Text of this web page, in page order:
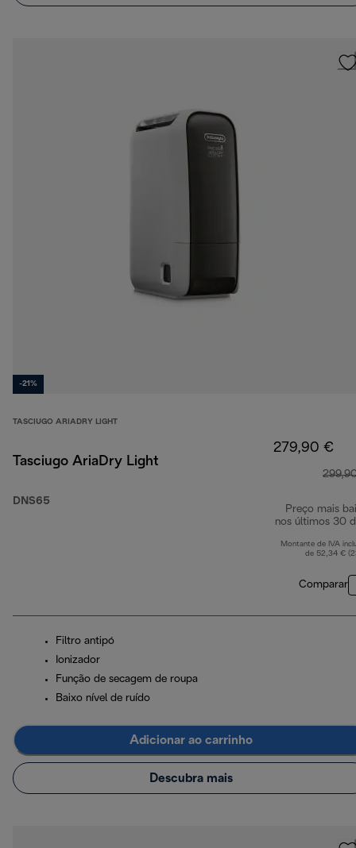
-21%
TASCIUGO ARIADRY LIGHT
Tasciugo AriaDry Light
DNS65
279,90 €
Preço mais
nos últimos 30
Montante de IVA
de 52,34 €
Comparar
Filtro antipó
Ionizador
Função de secagem de roupa
Baixo nível de ruído
Adicionar ao carrinho
Descubra mais